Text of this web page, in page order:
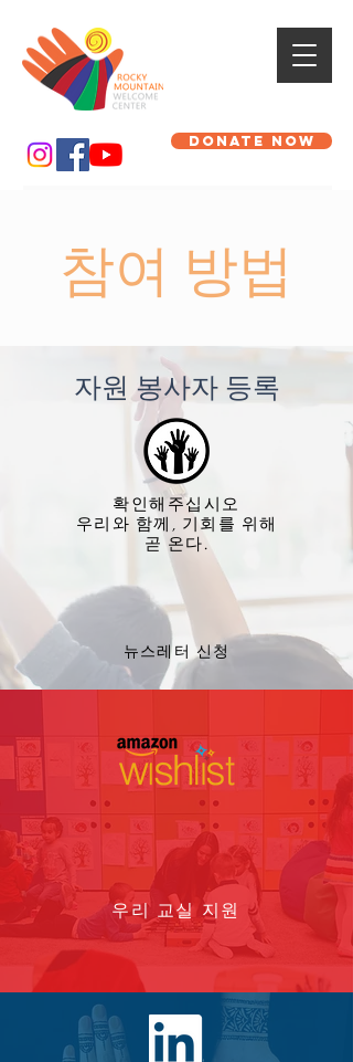
DONATE NOW
참여 방법
자원 봉사자 등록
확인해주십시오
우리와 함께, 기회를 위해
곧 온다.
뉴스레터 신청
우리 교실 지원